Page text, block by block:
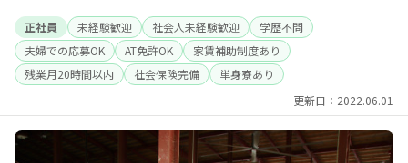
正社員 未経験歓迎 社会人未経験歓迎
学歴不問
夫婦での応募OK
AT免許OK
家賃補助制度あり
残業月20時間以内
社会保険完備
単身寮あり
更新日：2022.06.01